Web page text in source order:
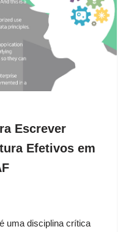
Escrever
Efetivos em
uma disciplina crítica